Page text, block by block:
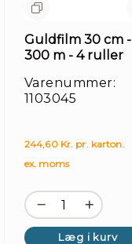
Guldfilm 30 cm -
300 m - 4 ruller
Varenummer:
1103045
244,60 Kr. pr. karton.
ex. moms
Læg i kurv